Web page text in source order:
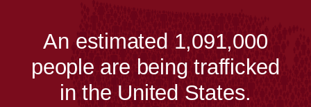
An estimated 1,091,000
people are being trafficked
in the United States.